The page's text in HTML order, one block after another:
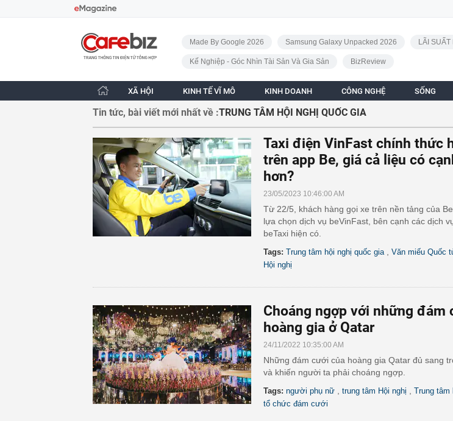
CafeBiz - Trang chủ
Made By Google 2026
Samsung Galaxy Unpacked 2026 LÃI SUẤT
Kế Nghiệp - Góc Nhìn Tài Sản Và Gia Sản BizReview
XÃ HỘI KINH TẾ VĨ MÔ KINH DOANH CÔNG NGHỆ SỐNG
Tin tức, bài viết mới nhất về :TRUNG TÂM HỘI NGHỊ QUỐC GIA
Taxi điện VinFast chính thức
trên app Be, giá cả liệu có
hơn?
23/05/2023 10:46:00 AM
Từ 22/5, khách hàng gọi xe trên nền tảng của
lựa chọn dịch vụ beVinFast, bên cạnh các dịch
beTaxi hiện có.
Tags: Trung tâm hội nghị quốc gia Văn miếu Quốc
Hội nghị
Choáng ngợp với những đám
hoàng gia ở Qatar
24/11/2022 10:35:00 AM
Những đám cưới của hoàng gia Qatar đủ sang
và khiến người ta phải choáng ngợp.
Tags: người phụ nữ trung tâm Hội nghị Trung tâm
tổ chức đám cưới